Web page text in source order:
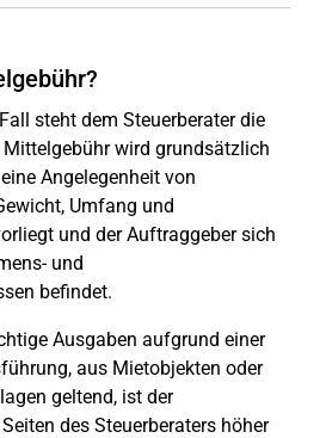
steht dem Steuerberater die
Mittelgebühr wird grundsätzlich
Angelegenheit von
Umfang und
und der Auftraggeber sich
und
befindet.
Ausgaben aufgrund einer
aus Mietobjekten oder
geltend, ist der
des Steuerberaters höher